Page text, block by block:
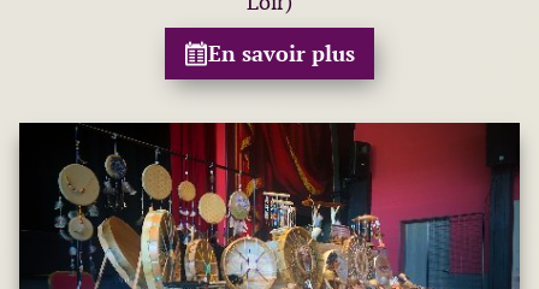
En savoir plus